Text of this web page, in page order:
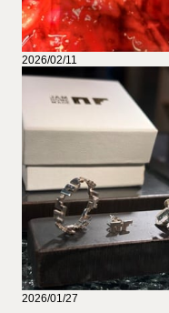
2026/02/11
2026/01/27